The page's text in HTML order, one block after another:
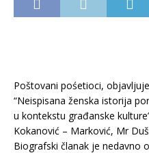
Poštovani pośetioci,
“Neispisana ženska istorija
u kontekstu građanske
Kokanović – Marković, Mr
Biografski članak je nedavno